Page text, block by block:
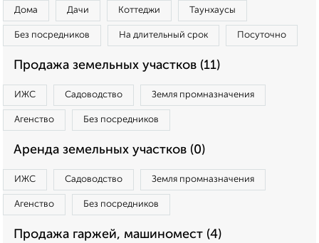
Дома Дачи Коттеджи Таунхаусы
Без посредников На длительный срок Посуточно
Продажа земельных участков (11)
ИЖС Садоводство Земля промназначения
Агенство Без посредников
Аренда земельных участков (0)
ИЖС Садоводство Земля промназначения
Агенство Без посредников
Продажа гаржей, машиномест (4)